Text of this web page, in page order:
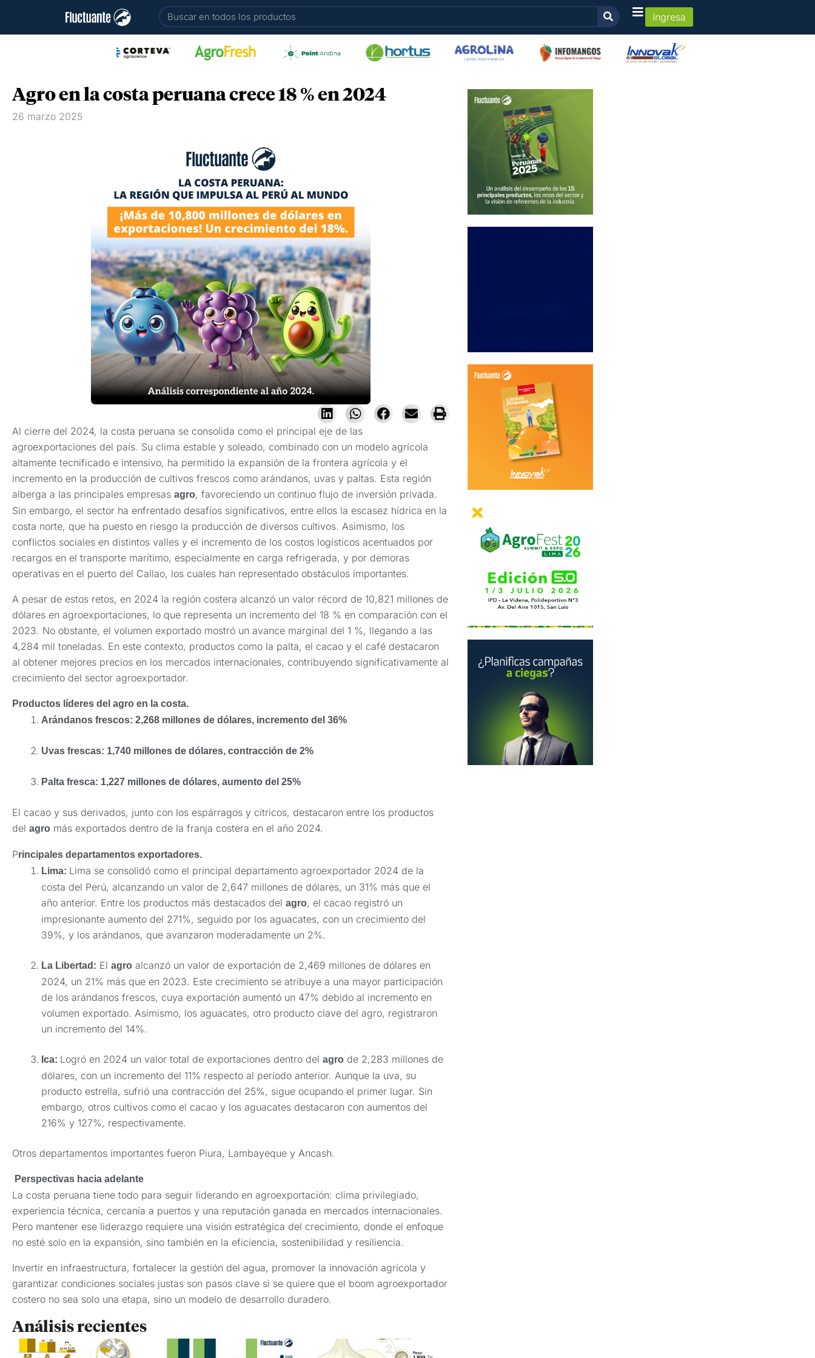
Buscar Ingresa
Agro en la costa peruana crece 18 % en 2024
26 marzo 2025
Al cierre del 2024, la costa peruana se consolida como el principal eje de las
agroexportaciones del país. Su clima estable y soleado, combinado con un modelo agrícola
altamente tecnificado e intensivo, ha permitido la expansión de la frontera agrícola y el
incremento en la producción de cultivos frescos como arándanos, uvas y paltas. Esta región
alberga a las principales empresas agro, favoreciendo un continuo flujo de inversión privada.
Sin embargo, el sector ha enfrentado desafíos significativos, entre ellos la escasez hídrica en la
costa norte, que ha puesto en riesgo la producción de diversos cultivos. Asimismo, los
conflictos sociales en distintos valles y el incremento de los costos logísticos acentuados por
recargos en el transporte marítimo, especialmente en carga refrigerada, y por demoras
operativas en el puerto del Callao, los cuales han representado obstáculos importantes.
A pesar de estos retos, en 2024 la región costera alcanzó un valor récord de 10,821 millones de
dólares en agroexportaciones, lo que representa un incremento del 18 % en comparación con el
2023. No obstante, el volumen exportado mostró un avance marginal del 1 %, llegando a las
4,284 mil toneladas. En este contexto, productos como la palta, el cacao y el café destacaron
al obtener mejores precios en los mercados internacionales, contribuyendo significativamente al
crecimiento del sector agroexportador.
Productos líderes del agro en la costa.
Arándanos frescos: 2,268 millones de dólares, incremento del 36%
Uvas frescas: 1,740 millones de dólares, contracción de 2%
Palta fresca: 1,227 millones de dólares, aumento del 25%
El cacao y sus derivados, junto con los espárragos y cítricos, destacaron entre los productos
del agro más exportados dentro de la franja costera en el año 2024.
Principales departamentos exportadores.
Lima: Lima se consolidó como el principal departamento agroexportador 2024 de la
costa del Perú, alcanzando un valor de 2,647 millones de dólares, un 31% más que el
año anterior. Entre los productos más destacados del agro, el cacao registró un
impresionante aumento del 271%, seguido por los aguacates, con un crecimiento del
39%, y los arándanos, que avanzaron moderadamente un 2%.
La Libertad: El agro alcanzó un valor de exportación de 2,469 millones de dólares en
2024, un 21% más que en 2023. Este crecimiento se atribuye a una mayor participación
de los arándanos frescos, cuya exportación aumentó un 47% debido al incremento en
volumen exportado. Asimismo, los aguacates, otro producto clave del agro, registraron
un incremento del 14%.
Ica: Logró en 2024 un valor total de exportaciones dentro del agro de 2,283 millones de
dólares, con un incremento del 11% respecto al período anterior. Aunque la uva, su
producto estrella, sufrió una contracción del 25%, sigue ocupando el primer lugar. Sin
embargo, otros cultivos como el cacao y los aguacates destacaron con aumentos del
216% y 127%, respectivamente.
Otros departamentos importantes fueron Piura, Lambayeque y Ancash.
Perspectivas hacia adelante
La costa peruana tiene todo para seguir liderando en agroexportación: clima privilegiado,
experiencia técnica, cercanía a puertos y una reputación ganada en mercados internacionales.
Pero mantener ese liderazgo requiere una visión estratégica del crecimiento, donde el enfoque
no esté solo en la expansión, sino también en la eficiencia, sostenibilidad y resiliencia.
Invertir en infraestructura, fortalecer la gestión del agua, promover la innovación agrícola y
garantizar condiciones sociales justas son pasos clave si se quiere que el boom agroexportador
costero no sea solo una etapa, sino un modelo de desarrollo duradero.
Análisis recientes